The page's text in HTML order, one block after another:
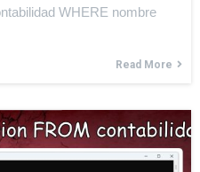
WHERE nombre
Read More